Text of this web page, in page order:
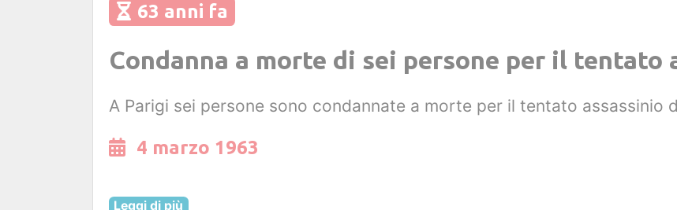
63 anni fa
Condanna a morte di sei persone per il tentato
A Parigi sei persone sono condannate a morte per il tentato assassinio
4 marzo 1963
Leggi di più